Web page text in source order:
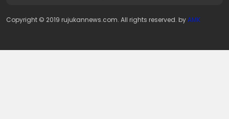
Copyright © 2019 rujukannews.com. All rights reserved. byAMK